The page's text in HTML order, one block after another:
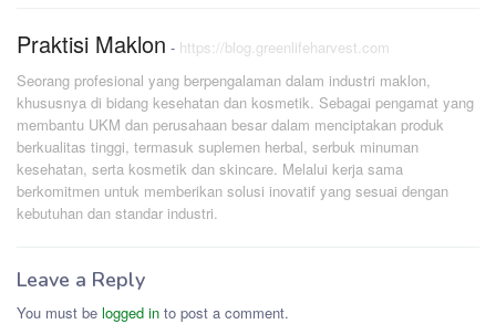
Praktisi Maklon - https://blog.greenlifeharvest.com
Seorang profesional yang berpengalaman dalam industri maklon,
khususnya di bidang kesehatan dan kosmetik. Sebagai pengamat yang
membantu UKM dan perusahaan besar dalam menciptakan produk
berkualitas tinggi, termasuk suplemen herbal, serbuk minuman
kesehatan, serta kosmetik dan skincare. Melalui kerja sama
berkomitmen untuk memberikan solusi inovatif yang sesuai dengan
kebutuhan dan standar industri.
Leave a Reply
You must be logged in to post a comment.